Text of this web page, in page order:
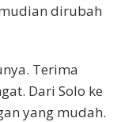
dirubah
Terima
Dari Solo ke
yang mudah.